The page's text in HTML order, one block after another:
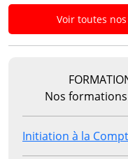
Voir toutes
Nos
Initiation à la